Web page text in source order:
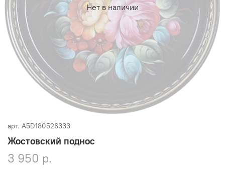
Нет в наличии
арт. A5D180526333
Жостовский поднос
3 950 р.